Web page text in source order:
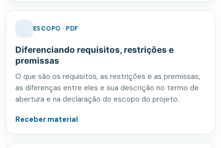
ESCOPO · PDF
Diferenciando requisitos, restrições e
premissas
O que são os requisitos, as restrições e as premissas,
as diferenças entre eles e sua descrição no termo de
abertura e na declaração do escopo do projeto.
Receber material